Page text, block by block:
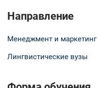
Направление
Менеджмент и маркетинг
Лингвистические вузы